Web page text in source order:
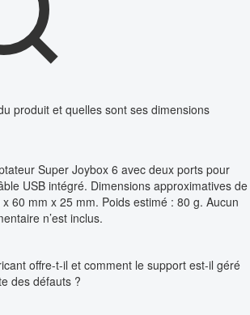
produit et quelles sont ses dimensions
Super Joybox 6 avec deux ports pour
USB intégré. Dimensions approximatives de
x 60 mm x 25 mm. Poids estimé : 80 g. Aucun
n’est inclus.
offre-t-il et comment le support est-il géré
des défauts ?